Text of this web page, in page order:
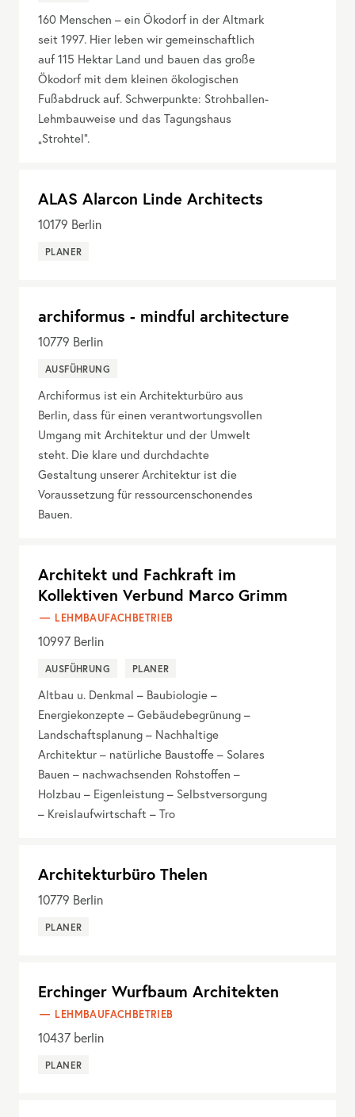
160 Menschen – ein Ökodorf in der Altmark
seit 1997. Hier leben wir gemeinschaftlich
auf 115 Hektar Land und bauen das große
Ökodorf mit dem kleinen ökologischen
Fußabdruck auf. Schwerpunkte: Strohballen-
Lehmbauweise und das Tagungshaus
„Strohtel“.
ALAS Alarcon Linde Architects
10179 Berlin
PLANER
archiformus - mindful architecture
10779 Berlin
AUSFÜHRUNG
Archiformus ist ein Architekturbüro aus
Berlin, dass für einen verantwortungsvollen
Umgang mit Architektur und der Umwelt
steht. Die klare und durchdachte
Gestaltung unserer Architektur ist die
Voraussetzung für ressourcenschonendes
Bauen.
Architekt und Fachkraft im
Kollektiven Verbund Marco Grimm
LEHMBAUFACHBETRIEB
10997 Berlin
AUSFÜHRUNG PLANER
Altbau u. Denkmal – Baubiologie –
Energiekonzepte – Gebäudebegrünung –
Landschaftsplanung – Nachhaltige
Architektur – natürliche Baustoffe – Solares
Bauen – nachwachsenden Rohstoffen –
Holzbau – Eigenleistung – Selbstversorgung
– Kreislaufwirtschaft – Tro
Architekturbüro Thelen
10779 Berlin
PLANER
Erchinger Wurfbaum Architekten
LEHMBAUFACHBETRIEB
10437 berlin
PLANER